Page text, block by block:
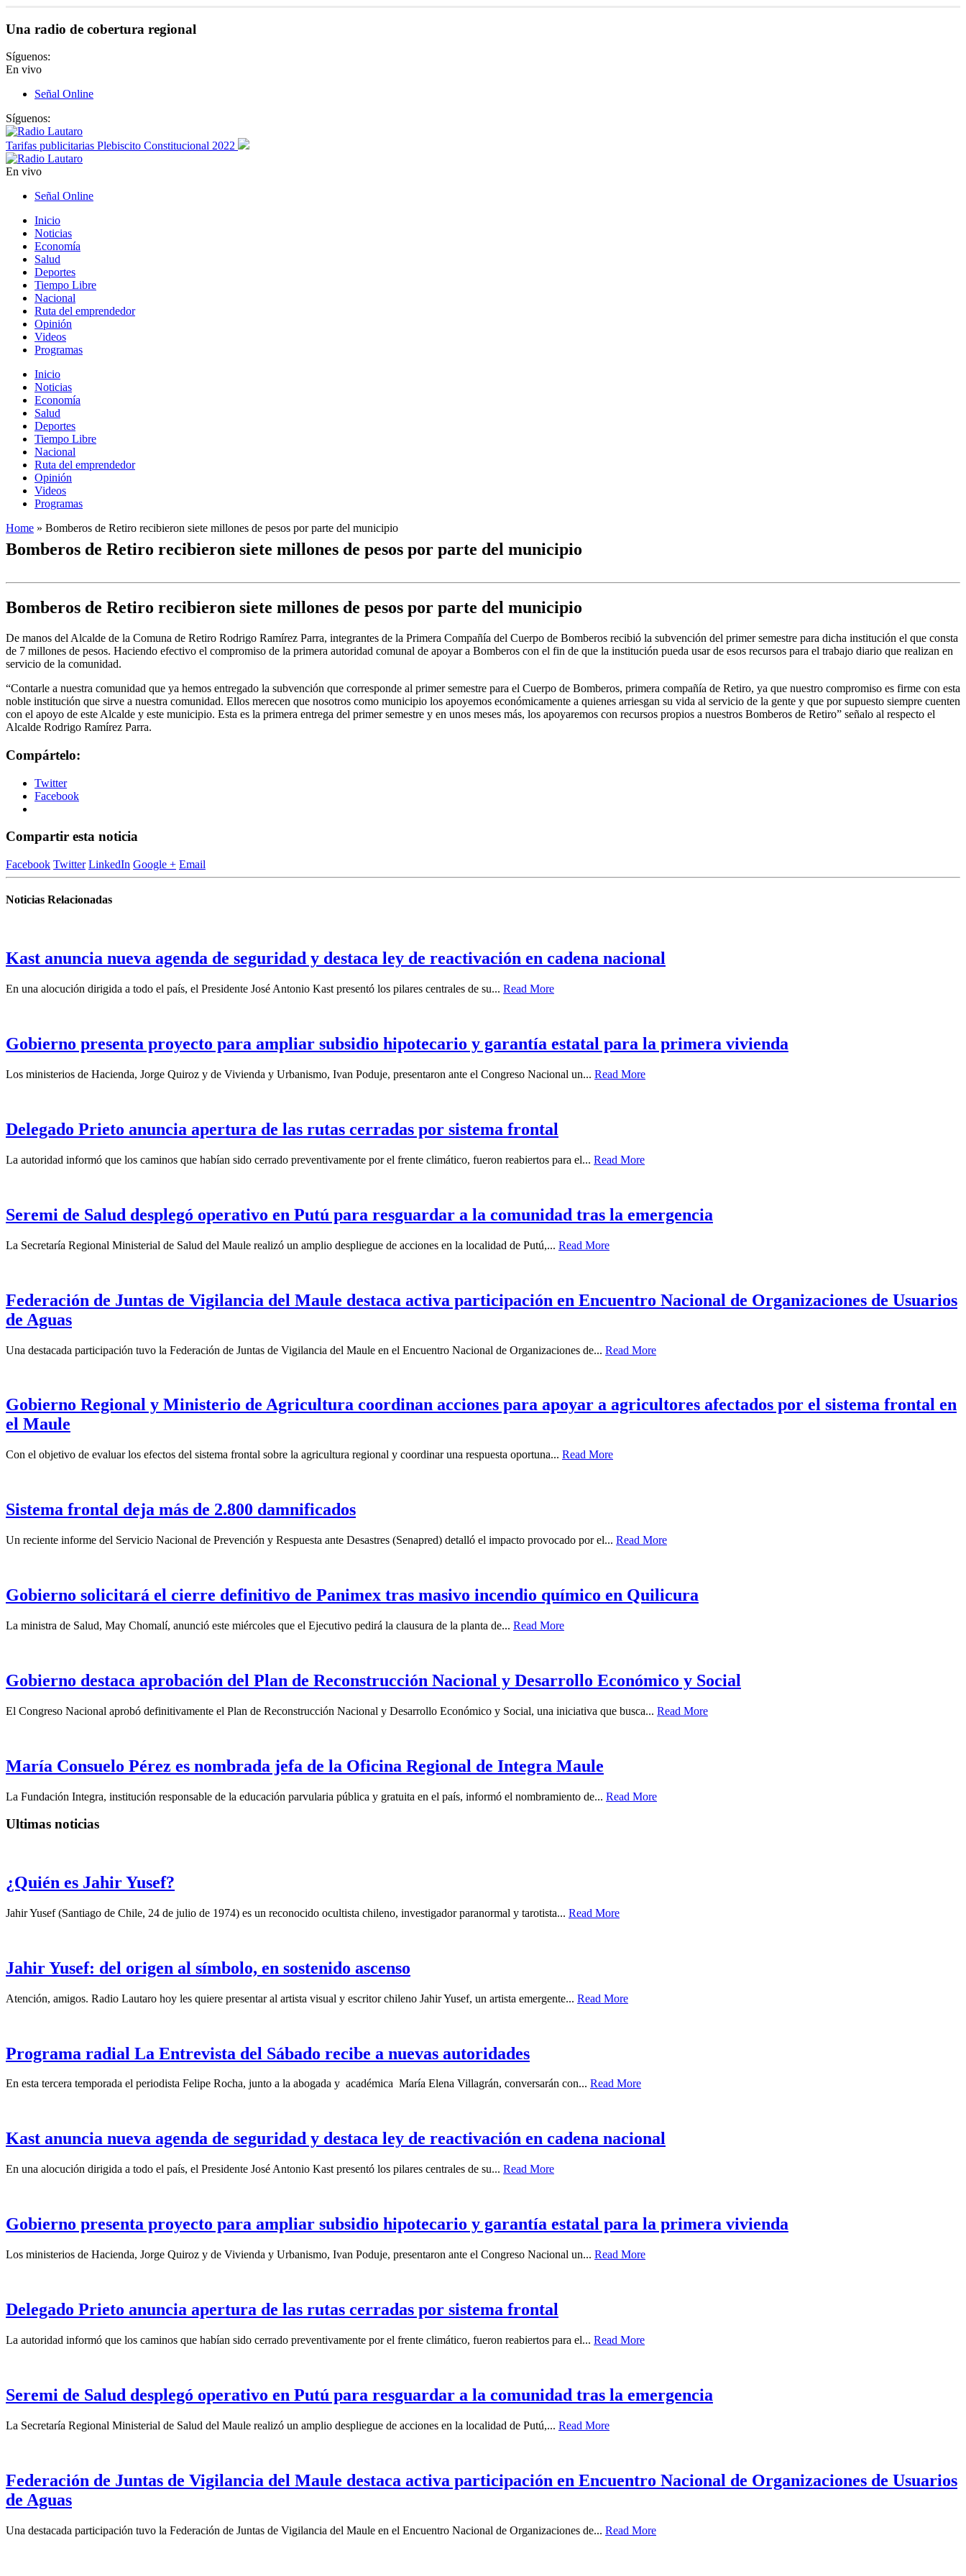
Una radio de cobertura regional
Síguenos:
En vivo
Señal Online
Síguenos:
Tarifas publicitarias Plebiscito Constitucional 2022
En vivo
Señal Online
Inicio
Noticias
Economía
Salud
Deportes
Tiempo Libre
Nacional
Ruta del emprendedor
Opinión
Videos
Programas
Inicio
Noticias
Economía
Salud
Deportes
Tiempo Libre
Nacional
Ruta del emprendedor
Opinión
Videos
Programas
Home » Bomberos de Retiro recibieron siete millones de pesos por parte del municipio
Bomberos de Retiro recibieron siete millones de pesos por parte del municipio
Bomberos de Retiro recibieron siete millones de pesos por parte del municipio
De manos del Alcalde de la Comuna de Retiro Rodrigo Ramírez Parra, integrantes de la Primera Compañía del Cuerpo de Bomberos recibió la subvención del primer semestre para dicha institución el que consta
de 7 millones de pesos. Haciendo efectivo el compromiso de la primera autoridad comunal de apoyar a Bomberos con el fin de que la institución pueda usar de esos recursos para el trabajo diario que realizan en
servicio de la comunidad.
“Contarle a nuestra comunidad que ya hemos entregado la subvención que corresponde al primer semestre para el Cuerpo de Bomberos, primera compañía de Retiro, ya que nuestro compromiso es firme con esta
noble institución que sirve a nuestra comunidad. Ellos merecen que nosotros como municipio los apoyemos económicamente a quienes arriesgan su vida al servicio de la gente y que por supuesto siempre cuenten
con el apoyo de este Alcalde y este municipio. Esta es la primera entrega del primer semestre y en unos meses más, los apoyaremos con recursos propios a nuestros Bomberos de Retiro” señalo al respecto el
Alcalde Rodrigo Ramírez Parra.
Compártelo:
Twitter
Facebook
Compartir esta noticia
Facebook Twitter LinkedIn Google + Email
Noticias Relacionadas
Kast anuncia nueva agenda de seguridad y destaca ley de reactivación en cadena nacional
En una alocución dirigida a todo el país, el Presidente José Antonio Kast presentó los pilares centrales de su... Read More
Gobierno presenta proyecto para ampliar subsidio hipotecario y garantía estatal para la primera vivienda
Los ministerios de Hacienda, Jorge Quiroz y de Vivienda y Urbanismo, Ivan Poduje, presentaron ante el Congreso Nacional un... Read More
Delegado Prieto anuncia apertura de las rutas cerradas por sistema frontal
La autoridad informó que los caminos que habían sido cerrado preventivamente por el frente climático, fueron reabiertos para el... Read More
Seremi de Salud desplegó operativo en Putú para resguardar a la comunidad tras la emergencia
La Secretaría Regional Ministerial de Salud del Maule realizó un amplio despliegue de acciones en la localidad de Putú,... Read More
Federación de Juntas de Vigilancia del Maule destaca activa participación en Encuentro Nacional de Organizaciones de Usuarios
de Aguas
Una destacada participación tuvo la Federación de Juntas de Vigilancia del Maule en el Encuentro Nacional de Organizaciones de... Read More
Gobierno Regional y Ministerio de Agricultura coordinan acciones para apoyar a agricultores afectados por el sistema frontal en
el Maule
Con el objetivo de evaluar los efectos del sistema frontal sobre la agricultura regional y coordinar una respuesta oportuna... Read More
Sistema frontal deja más de 2.800 damnificados
Un reciente informe del Servicio Nacional de Prevención y Respuesta ante Desastres (Senapred) detalló el impacto provocado por el... Read More
Gobierno solicitará el cierre definitivo de Panimex tras masivo incendio químico en Quilicura
La ministra de Salud, May Chomalí, anunció este miércoles que el Ejecutivo pedirá la clausura de la planta de... Read More
Gobierno destaca aprobación del Plan de Reconstrucción Nacional y Desarrollo Económico y Social
El Congreso Nacional aprobó definitivamente el Plan de Reconstrucción Nacional y Desarrollo Económico y Social, una iniciativa que busca... Read More
María Consuelo Pérez es nombrada jefa de la Oficina Regional de Integra Maule
La Fundación Integra, institución responsable de la educación parvularia pública y gratuita en el país, informó el nombramiento de... Read More
Ultimas noticias
¿Quién es Jahir Yusef?
Jahir Yusef (Santiago de Chile, 24 de julio de 1974) es un reconocido ocultista chileno, investigador paranormal y tarotista... Read More
Jahir Yusef: del origen al símbolo, en sostenido ascenso
Atención, amigos. Radio Lautaro hoy les quiere presentar al artista visual y escritor chileno Jahir Yusef, un artista emergente... Read More
Programa radial La Entrevista del Sábado recibe a nuevas autoridades
En esta tercera temporada el periodista Felipe Rocha, junto a la abogada y académica María Elena Villagrán, conversarán con... Read More
Kast anuncia nueva agenda de seguridad y destaca ley de reactivación en cadena nacional
En una alocución dirigida a todo el país, el Presidente José Antonio Kast presentó los pilares centrales de su... Read More
Gobierno presenta proyecto para ampliar subsidio hipotecario y garantía estatal para la primera vivienda
Los ministerios de Hacienda, Jorge Quiroz y de Vivienda y Urbanismo, Ivan Poduje, presentaron ante el Congreso Nacional un... Read More
Delegado Prieto anuncia apertura de las rutas cerradas por sistema frontal
La autoridad informó que los caminos que habían sido cerrado preventivamente por el frente climático, fueron reabiertos para el... Read More
Seremi de Salud desplegó operativo en Putú para resguardar a la comunidad tras la emergencia
La Secretaría Regional Ministerial de Salud del Maule realizó un amplio despliegue de acciones en la localidad de Putú,... Read More
Federación de Juntas de Vigilancia del Maule destaca activa participación en Encuentro Nacional de Organizaciones de Usuarios
de Aguas
Una destacada participación tuvo la Federación de Juntas de Vigilancia del Maule en el Encuentro Nacional de Organizaciones de... Read More